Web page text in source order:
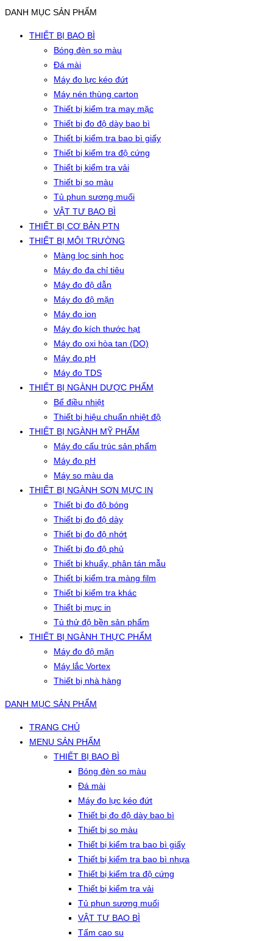
DANH MỤC SẢN PHẨM
THIẾT BỊ BAO BÌ
Bóng đèn so màu
Đá mài
Máy đo lực kéo đứt
Máy nén thùng carton
Thiết bị kiểm tra may mặc
Thiết bị đo độ dày bao bì
Thiết bị kiểm tra bao bì giấy
Thiết bị kiểm tra độ cứng
Thiết bị kiểm tra vải
Thiết bị so màu
Tủ phun sương muối
VẬT TƯ BAO BÌ
THIẾT BỊ CƠ BẢN PTN
THIẾT BỊ MÔI TRƯỜNG
Màng lọc sinh học
Máy đo đa chỉ tiêu
Máy đo độ dẫn
Máy đo độ mặn
Máy đo ion
Máy đo kích thước hạt
Máy đo oxi hòa tan (DO)
Máy đo pH
Máy đo TDS
THIẾT BỊ NGÀNH DƯỢC PHẨM
Bể điều nhiệt
Thiết bị hiệu chuẩn nhiệt độ
THIẾT BỊ NGÀNH MỸ PHẨM
Máy đo cấu trúc sản phẩm
Máy đo pH
Máy so màu da
THIẾT BỊ NGÀNH SƠN MỰC IN
Thiết bị đo độ bóng
Thiết bị đo độ dày
Thiết bị đo độ nhớt
Thiết bị đo độ phủ
Thiết bị khuấy, phân tán mẫu
Thiết bị kiểm tra màng film
Thiết bị kiểm tra khác
Thiết bị mực in
Tủ thử độ bền sản phẩm
THIẾT BỊ NGÀNH THỰC PHẨM
Máy đo độ mặn
Máy lắc Vortex
Thiết bị nhà hàng
DANH MỤC SẢN PHẨM
TRANG CHỦ
MENU SẢN PHẨM
THIẾT BỊ BAO BÌ
Bóng đèn so màu
Đá mài
Máy đo lực kéo đứt
Thiết bị đo độ dày bao bì
Thiết bị so màu
Thiết bị kiểm tra bao bì giấy
Thiết bị kiểm tra bao bì nhựa
Thiết bị kiểm tra độ cứng
Thiết bị kiểm tra vải
Tủ phun sương muối
VẬT TƯ BAO BÌ
Tấm cao su